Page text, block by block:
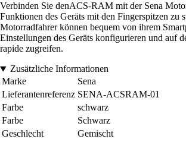
Verbinden Sie denACS-RAM mit der Sena
Funktionen des Geräts mit den Fingerspitzen zu
Motorradfahrer können bequem von ihrem
Einstellungen des Geräts konfigurieren und auf
rapide zugreifen.
Zusätzliche Informationen
Marke
Sena
Lieferantenreferenz SENA-ACSRAM-01
Farbe
schwarz
Farbe
Schwarz
Geschlecht
Gemischt